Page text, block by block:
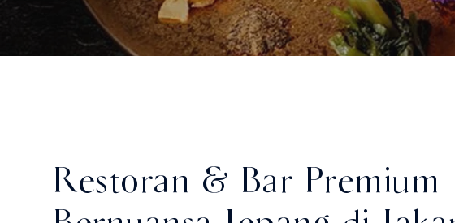
Restoran & Bar Premium